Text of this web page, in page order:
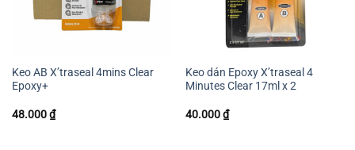
Keo AB X’traseal 4mins Clear
Epoxy+
48.000₫
Keo dán Epoxy X’traseal 4
Minutes Clear 17ml x 2
40.000₫